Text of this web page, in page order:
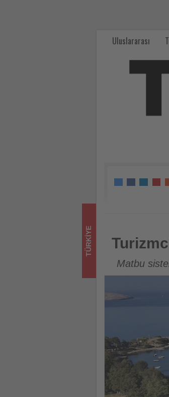
Uluslararası
Turizmcilerin
TÜRKIYE
Matbu